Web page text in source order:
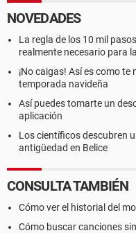
NOVEDADES
La regla de los 10 mil
realmente necesario para
¡No caigas! Así es como
temporada navideña
Así puedes tomarte un
aplicación
Los científicos descubren
antigüedad en Belice
CONSULTA TAMBIÉN
Cómo ver el historial del
Cómo buscar canciones